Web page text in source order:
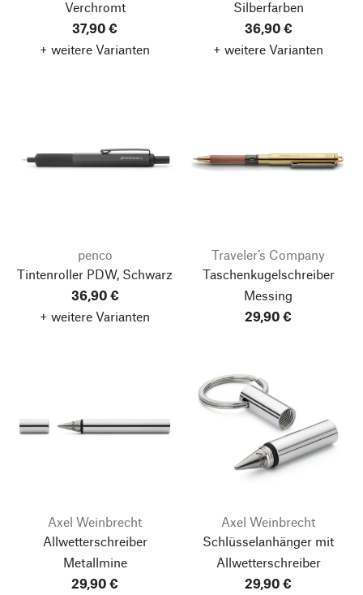
Verchromt
37,90 €
+ weitere Varianten
Silberfarben
36,90 €
+ weitere Varianten
penco
Tintenroller PDW, Schwarz
36,90 €
+ weitere Varianten
Traveler’s Company
Taschenkugelschreiber
Messing
29,90 €
Axel Weinbrecht
Allwetterschreiber
Metallmine
29,90 €
Axel Weinbrecht
Schlüsselanhänger mit
Allwetterschreiber
29,90 €